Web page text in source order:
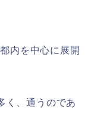
内を中心に展開
く、通うのであ